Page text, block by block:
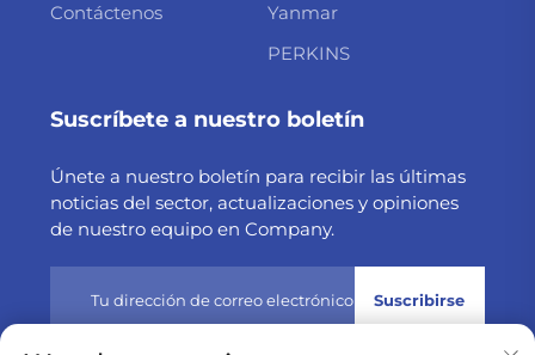
Contáctenos
Yanmar
PERKINS
Suscríbete a nuestro boletín
Únete a nuestro boletín para recibir las últimas
noticias del sector, actualizaciones y opiniones
de nuestro equipo en Company.
Suscribirse